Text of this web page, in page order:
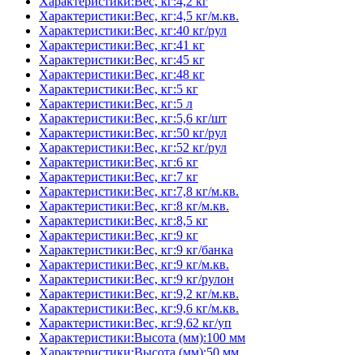
Характеристики:Вес, кг:4,5 кг/м.кв.
Характеристики:Вес, кг:40 кг/рул
Характеристики:Вес, кг:41 кг
Характеристики:Вес, кг:45 кг
Характеристики:Вес, кг:48 кг
Характеристики:Вес, кг:5 кг
Характеристики:Вес, кг:5 л
Характеристики:Вес, кг:5,6 кг/шт
Характеристики:Вес, кг:50 кг/рул
Характеристики:Вес, кг:52 кг/рул
Характеристики:Вес, кг:6 кг
Характеристики:Вес, кг:7 кг
Характеристики:Вес, кг:7,8 кг/м.кв.
Характеристики:Вес, кг:8 кг/м.кв.
Характеристики:Вес, кг:8,5 кг
Характеристики:Вес, кг:9 кг
Характеристики:Вес, кг:9 кг/банка
Характеристики:Вес, кг:9 кг/м.кв.
Характеристики:Вес, кг:9 кг/рулон
Характеристики:Вес, кг:9,2 кг/м.кв.
Характеристики:Вес, кг:9,6 кг/м.кв.
Характеристики:Вес, кг:9,62 кг/уп
Характеристики:Высота (мм):100 мм
Характеристики:Высота (мм):50 мм